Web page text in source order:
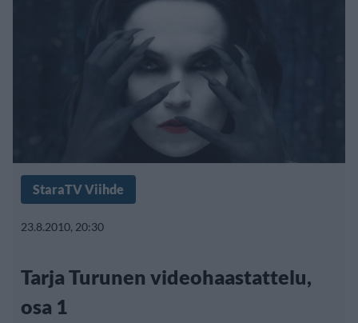
StaraTV Viihde
23.8.2010, 20:30
Tarja Turunen videohaastattelu,
osa 1